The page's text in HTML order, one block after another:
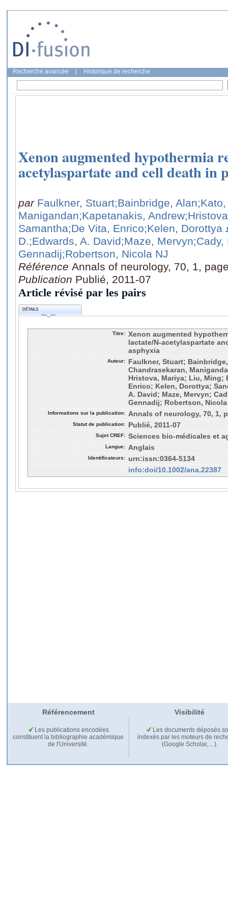
Recherche avancée Historique de recherche
Xenon augmented hypothermia
acetylaspartate and cell death in
par Faulkner, Stuart;Bainbridge, Alan
Manigandan;Kapetanakis, Andrew
Samantha;De Vita, Enrico;Kelen, Dorottya
D.;Edwards, A. David;Maze, Mervyn;Cady,
Gennadij;Robertson, Nicola NJ
Référence Annals of neurology, 70, 1,
Publication Publié, 2011-07
Article révisé par les pairs
DÉTAILS
Titre: Xenon augmented
lactate/N-acetylaspartate
asphyxia
Auteur:
Faulkner, Stuart;
Chandrasekaran,
Hristova, Mariya; Liu, Ming;
Enrico; Kelen, Dorottya;
A. David; Maze, Mervyn;
Gennadij; Robertson, Nicola
Informations sur la publication: Annals of neurology, 70, 1,
Statut de publication: Publié, 2011-07
Sujet CREF: Sciences bio-médicales et
Langue: Anglais
Identificateurs:
urn:issn:0364-5134
info:doi/10.1002/ana.22387
Référencement Visibilité
Les publications encodées
constituent la bibliographie académique
de l'Université.
Les documents déposés
indexés par les moteurs de
(Google Scholar,…).